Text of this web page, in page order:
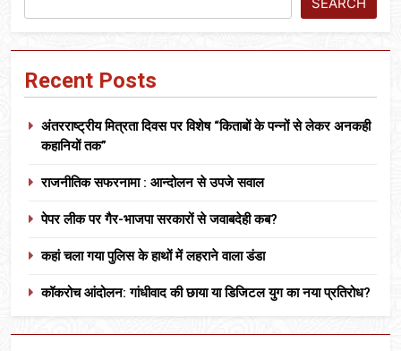
Recent Posts
अंतरराष्ट्रीय मित्रता दिवस पर विशेष “किताबों के पन्नों से लेकर अनकही
कहानियों तक”
राजनीतिक सफरनामा : आन्दोलन से उपजे सवाल
पेपर लीक पर गैर-भाजपा सरकारों से जवाबदेही कब?
कहां चला गया पुलिस के हाथों में लहराने वाला डंडा
कॉकरोच आंदोलन: गांधीवाद की छाया या डिजिटल युग का नया प्रतिरोध?